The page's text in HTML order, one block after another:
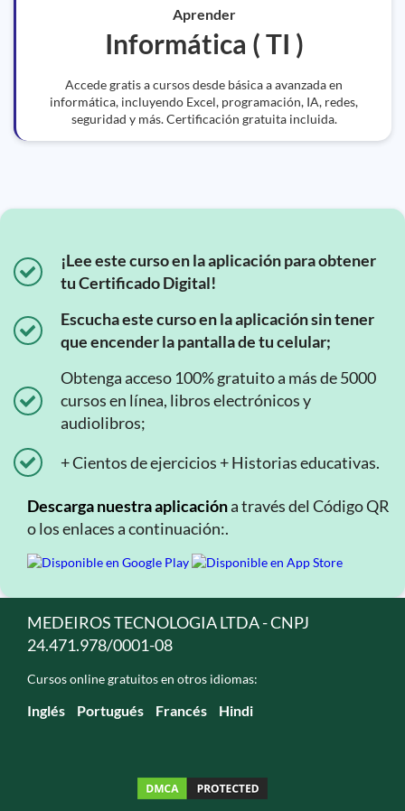
Aprender
Informática ( TI )
Accede gratis a cursos desde básica a avanzada en
informática, incluyendo Excel, programación, IA, redes,
seguridad y más. Certificación gratuita incluida.
¡Lee este curso en la aplicación para obtener
tu Certificado Digital!
Escucha este curso en la aplicación sin tener
que encender la pantalla de tu celular;
Obtenga acceso 100% gratuito a más de 5000
cursos en línea, libros electrónicos y
audiolibros;
+ Cientos de ejercicios + Historias educativas.
Descarga nuestra aplicacióna través del Código QR
o los enlaces a continuación:.
MEDEIROS TECNOLOGIA LTDA - CNPJ
24.471.978/0001-08
Cursos online gratuitos en otros idiomas:
Inglés Portugués Francés Hindi